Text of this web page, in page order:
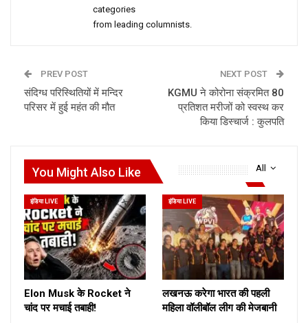
categories
from leading columnists.
PREV POST
संदिग्ध परिस्थितियों में मन्दिर
परिसर में हुई महंत की मौत
NEXT POST
KGMU ने कोरोना संक्रमित 80
प्रतिशत मरीजों को स्वस्थ कर
किया डिस्चार्ज : कुलपति
All
You Might Also Like
इंडिया LIVE
Elon Musk के Rocket ने
चांद पर मचाई तबाही!
इंडिया LIVE
लखनऊ करेगा भारत की पहली
महिला वॉलीबॉल लीग की मेजबानी